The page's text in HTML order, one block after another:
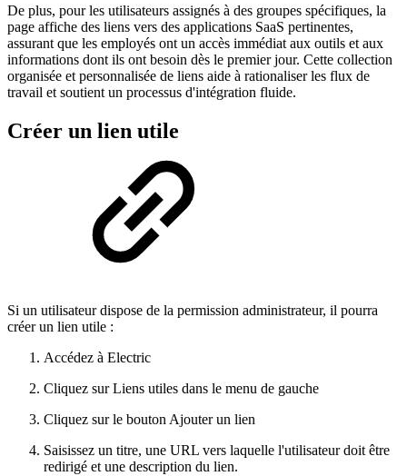
De plus, pour les utilisateurs assignés à des groupes spécifiques, la
page affiche des liens vers des applications SaaS pertinentes,
assurant que les employés ont un accès immédiat aux outils et aux
informations dont ils ont besoin dès le premier jour. Cette collection
organisée et personnalisée de liens aide à rationaliser les flux de
travail et soutient un processus d'intégration fluide.
Créer un lien utile
Si un utilisateur dispose de la permission administrateur, il pourra
créer un lien utile :
Accédez à Electric
Cliquez sur Liens utiles dans le menu de gauche
Cliquez sur le bouton Ajouter un lien
Saisissez un titre, une URL vers laquelle l'utilisateur doit être
redirigé et une description du lien.